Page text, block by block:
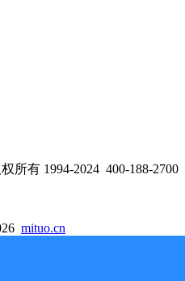
所有 1994-2024 400-188-2700
mituo.cn